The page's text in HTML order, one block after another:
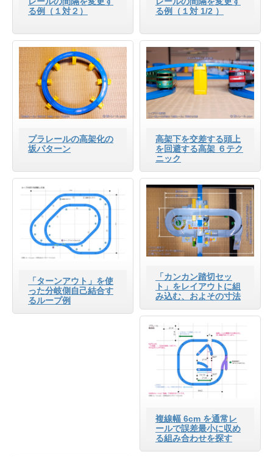
る例（１対２）
る例（１対 1/2 ）
プラレールの高架化の
坂パターン
高架下を交差する頭上
を回避する高架 ６テク
ニック
「ターンアウト」を使
った分岐側自己結合す
るループ例
「カンカン踏切セッ
ト」をレイアウトに組
み込む、およその寸法
複線幅 6cm を通常レ
ールで誤差最小に収め
る組み合わせを探す